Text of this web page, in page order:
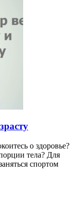
о здоровье?
тела? Для
спортом